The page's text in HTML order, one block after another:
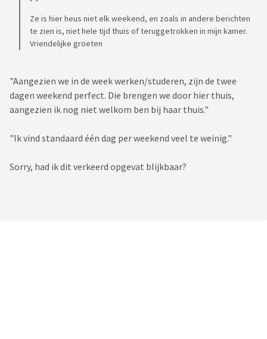
wonen al. Zien jullie andere oplossingen?
Ze is hier heus niet elk weekend, en zoals in andere berichten
te zien is, niet hele tijd thuis of teruggetrokken in mijn kamer.
Vriendelijke groeten
"Aangezien we in de week werken/studeren, zijn de twee
dagen weekend perfect. Die brengen we door hier thuis,
aangezien ik nog niet welkom ben bij haar thuis."
"Ik vind standaard één dag per weekend veel te weinig."
Sorry, had ik dit verkeerd opgevat blijkbaar?